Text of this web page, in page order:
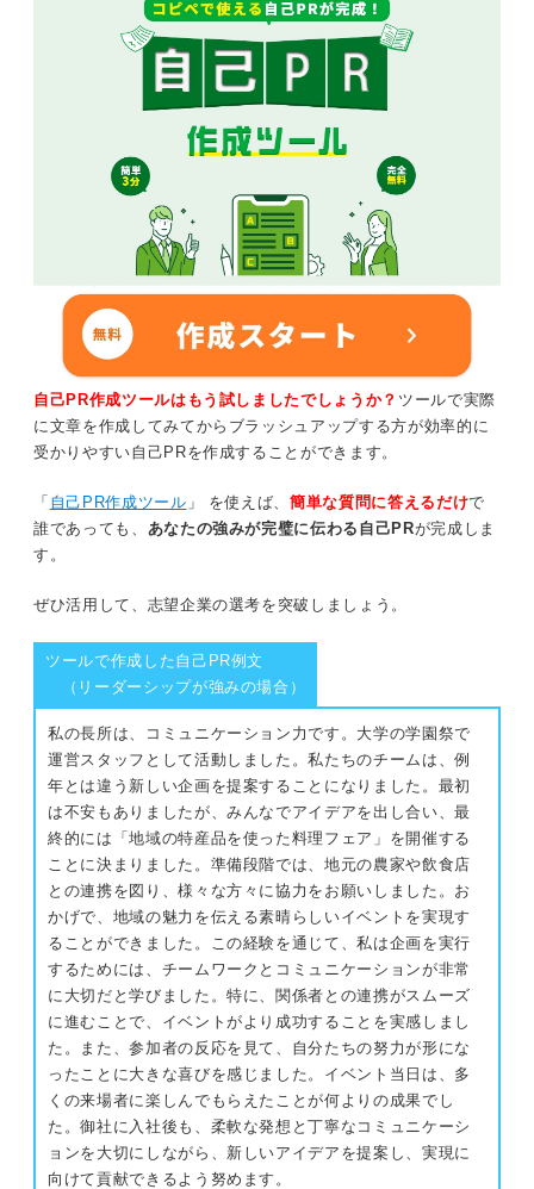
自己PR作成ツールはもう試しましたでしょうか？ ツールで実際
に文章を作成してみてからブラッシュアップする方が効率的に
受かりやすい自己PRを作成することができます。
「 自己PR作成ツール 」 を使えば、簡単な質問に答えるだけで
誰であっても、 あなたの強みが完璧に伝わる自己PRが完成しま
す。
ぜひ活用して、志望企業の選考を突破しましょう。
ツールで作成した自己PR例文
（リーダーシップが強みの場合）
私の長所は、コミュニケーション力です。大学の学園祭で
運営スタッフとして活動しました。私たちのチームは、例
年とは違う新しい企画を提案することになりました。最初
は不安もありましたが、みんなでアイデアを出し合い、最
終的には「地域の特産品を使った料理フェア」を開催する
ことに決まりました。準備段階では、地元の農家や飲食店
との連携を図り、様々な方々に協力をお願いしました。お
かげで、地域の魅力を伝える素晴らしいイベントを実現す
ることができました。この経験を通じて、私は企画を実行
するためには、チームワークとコミュニケーションが非常
に大切だと学びました。特に、関係者との連携がスムーズ
に進むことで、イベントがより成功することを実感しまし
た。また、参加者の反応を見て、自分たちの努力が形にな
ったことに大きな喜びを感じました。イベント当日は、多
くの来場者に楽しんでもらえたことが何よりの成果でし
た。御社に入社後も、柔軟な発想と丁寧なコミュニケーシ
ョンを大切にしながら、新しいアイデアを提案し、実現に
向けて貢献できるよう努めます。